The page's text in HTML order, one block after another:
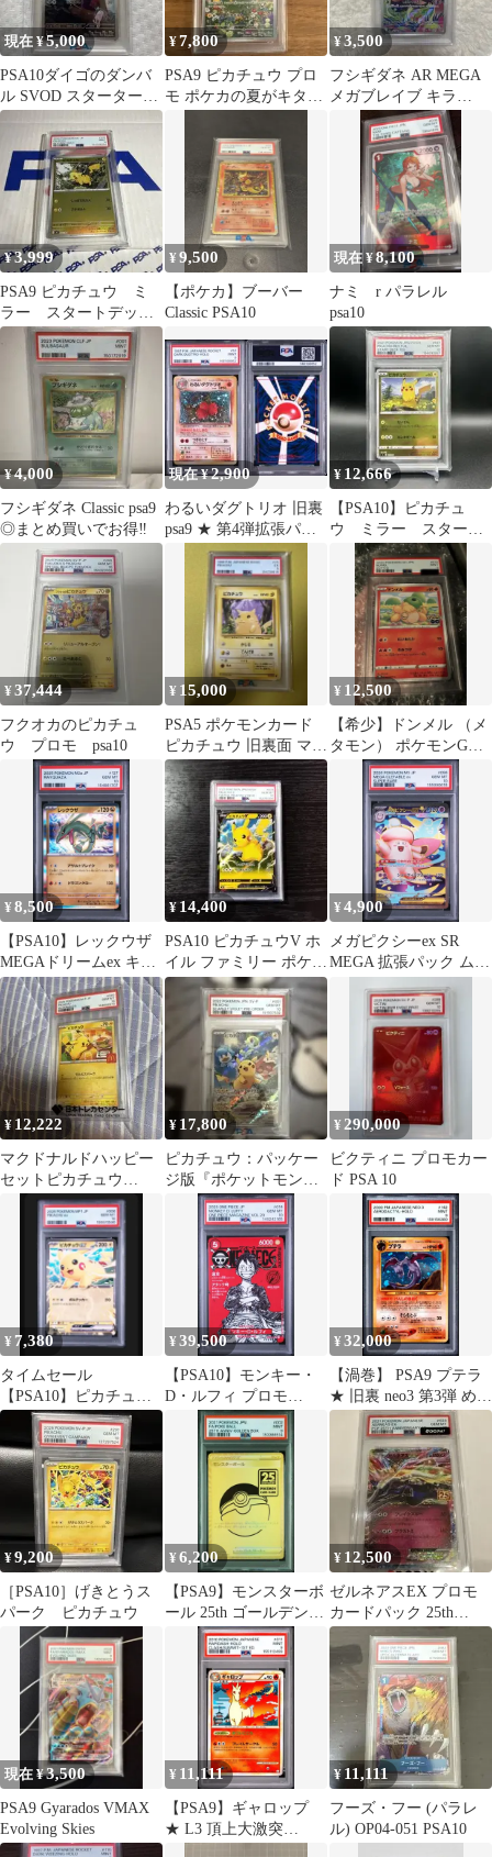
現在 ¥5,000
PSA10ダイゴのダンバ
ル SVOD スターターセ
ットex
¥7,800
PSA9 ピカチュウ プロ
モ ポケカの夏がキタ
¥3,500
フシギダネ AR MEGA
メガブレイブ キラ
064/063 PSA9
¥3,999
PSA9 ピカチュウ ミ
ラー スタートデッキ
100 MC 225/742
¥9,500
【ポケカ】ブーバー
Classic PSA10
現在 ¥8,100
ナミ r パラレル
psa10
¥4,000
フシギダネ Classic psa9
◎まとめ買いでお得‼️
現在 ¥2,900
わるいダグトリオ 旧裏
psa9 ★ 第4弾拡張パッ
ク ロケット団
¥ 12,666
【PSA10】ピカチュ
ウ ミラー スタート
デッキ100 127/414
¥37,444
フクオカのピカチュ
ウ プロモ psa10
¥ 15,000
PSA5 ポケモンカード
ピカチュウ 旧裏面 マー
クあり
¥ 12,500
【希少】ドンメル （メ
タモン） ポケモンGO
PSA9 未剥がし鑑定品
¥8,500
【PSA10】レックウザ
MEGAドリームex キラ
127/193
¥ 14,400
PSA10 ピカチュウV ホ
イル ファミリー ポケモ
ン ポケカ
¥4,900
メガピクシーex SR
MEGA 拡張パック ムニ
キスゼロ キラ psa10
¥ 12,222
マクドナルドハッピー
セットピカチュウ
PSA10
¥ 17,800
ピカチュウ：パッケー
ジ版『ポケットモンス
ター スカーレット』
PSA10
¥ 290,000
ビクティニ プロモカー
ド PSA 10
¥ 7,380
タイムセール
【PSA10】ピカチュウ
ex コロちゃお 」連番
出品①A
¥39,500
【PSA10】モンキー・
D・ルフィ プロモ
magazine マガジン20
¥32,000
【渦巻】 PSA9 プテラ
★ 旧裏 neo3 第3弾 めざ
める伝説 No142
¥9,200
［PSA10］げきとうス
パーク ピカチュウ
¥6,200
【PSA9】モンスターボ
ール 25th ゴールデンボ
ックス 002/015 ①
¥ 12,500
ゼルネアスEX プロモ
カードパック 25th
ANNIVERSARY psa10
現在 ¥3,500
PSA9 Gyarados VMAX
Evolving Skies
¥ 11,111
【PSA9】ギャロップ
★ L3 頂上大激突
¥11,111
フーズ・フー (パラレ
ル) OP04-051 PSA10